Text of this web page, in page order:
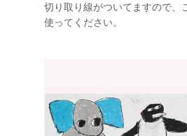
切り取り線がついてますので、
使ってください。